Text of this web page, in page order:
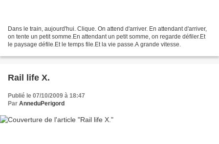
Dans le train, aujourd'hui. Clique. On attend d'arriver. En attendant d'arriver,
on tente un petit somme.En attendant un petit somme, on regarde défiler.Et
le paysage défile.Et le temps file.Et la vie passe.A grande vitesse.
Rail life X.
Publié le 07/10/2009 à 18:47
Par AnneduPerigord